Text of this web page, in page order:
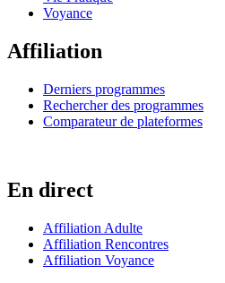
Voyance
Affiliation
Derniers programmes
Rechercher des programmes
Comparateur de plateformes
En direct
Affiliation Adulte
Affiliation Rencontres
Affiliation Voyance